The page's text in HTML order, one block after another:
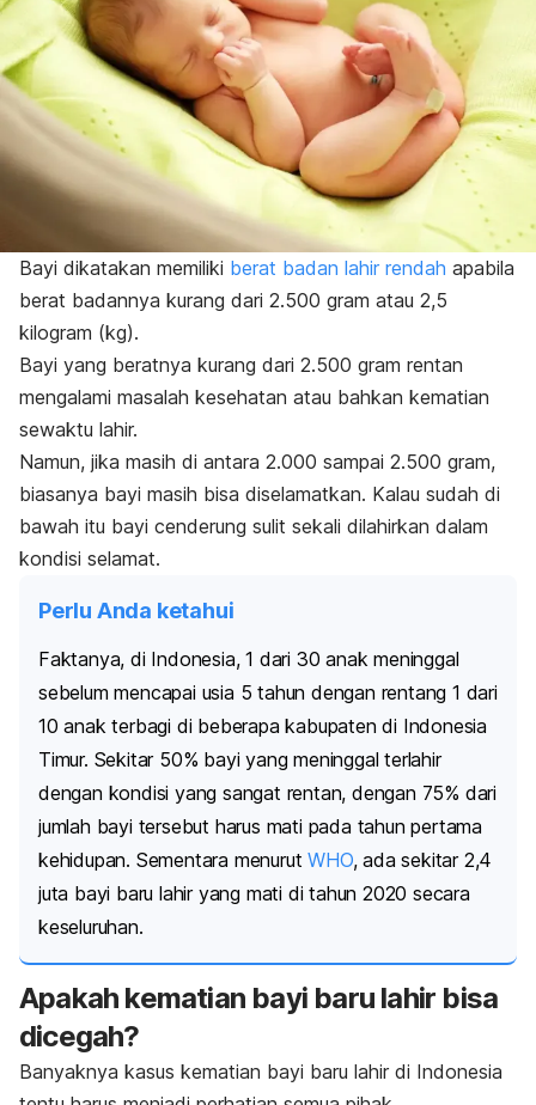
Bayi dikatakan memiliki berat badan lahir rendah apabila
berat badannya kurang dari 2.500 gram atau 2,5
kilogram (kg).
Bayi yang beratnya kurang dari 2.500 gram rentan
mengalami masalah kesehatan atau bahkan kematian
sewaktu lahir.
Namun, jika masih di antara 2.000 sampai 2.500 gram,
biasanya bayi masih bisa diselamatkan. Kalau sudah di
bawah itu bayi cenderung sulit sekali dilahirkan dalam
kondisi selamat.
Perlu Anda ketahui
Faktanya, di Indonesia, 1 dari 30 anak meninggal
sebelum mencapai usia 5 tahun dengan rentang 1 dari
10 anak terbagi di beberapa kabupaten di Indonesia
Timur. Sekitar 50% bayi yang meninggal terlahir
dengan kondisi yang sangat rentan, dengan 75% dari
jumlah bayi tersebut harus mati pada tahun pertama
kehidupan. Sementara menurut WHO, ada sekitar 2,4
juta bayi baru lahir yang mati di tahun 2020 secara
keseluruhan.
Apakah kematian bayi baru lahir bisa
dicegah?
Banyaknya kasus kematian bayi baru lahir di Indonesia